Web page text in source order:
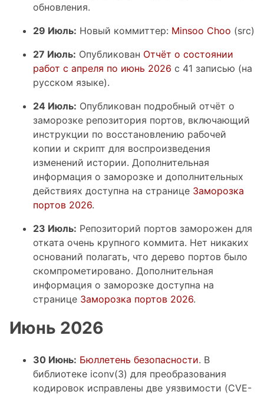
обновления.
29 Июль: Новый коммиттер: Minsoo Choo (src)
27 Июль: Опубликован Отчёт о состоянии
работ с апреля по июнь 2026 с 41 записью (на
русском языке).
24 Июль: Опубликован подробный отчёт о
заморозке репозитория портов, включающий
инструкции по восстановлению рабочей
копии и скрипт для воспроизведения
изменений истории. Дополнительная
информация о заморозке и дополнительных
действиях доступна на странице Заморозка
портов 2026.
23 Июль: Репозиторий портов заморожен для
отката очень крупного коммита. Нет никаких
оснований полагать, что дерево портов было
скомпрометировано. Дополнительная
информация о заморозке доступна на
странице Заморозка портов 2026.
Июнь 2026
30 Июнь: Бюллетень безопасности. В
библиотеке iconv(3) для преобразования
кодировок исправлены две уязвимости (CVE-